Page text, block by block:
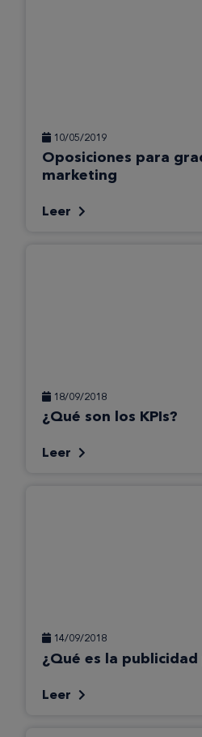
10/05/2019
Oposiciones para
marketing
Leer
18/09/2018
¿Qué son los KPIs?
Leer
14/09/2018
¿Qué es la
Leer